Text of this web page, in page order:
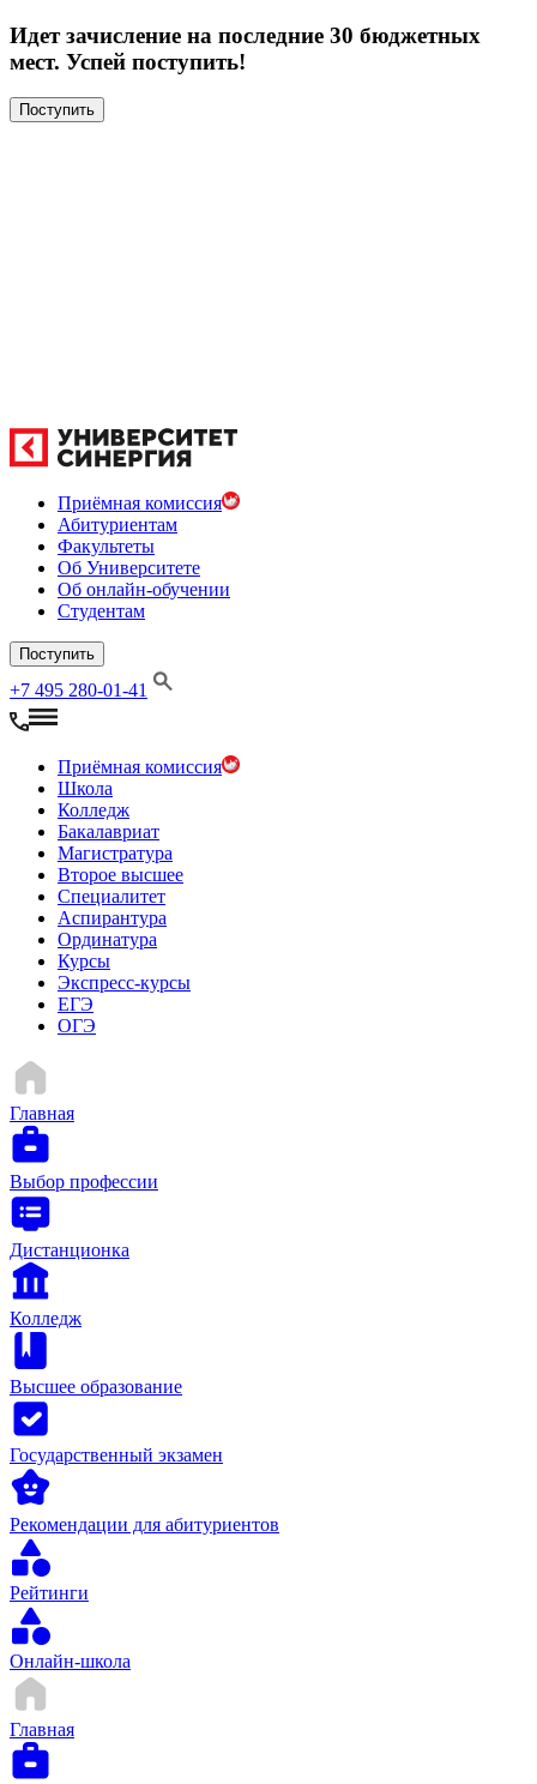
Идет зачисление на последние 30 бюджетных
мест. Успей поступить!
Поступить
Приёмная комиссия
Абитуриентам
Факультеты
Об Университете
Об онлайн-обучении
Студентам
Поступить
+7 495 280-01-41
Приёмная комиссия
Школа
Колледж
Бакалавриат
Магистратура
Второе высшее
Специалитет
Аспирантура
Ординатура
Курсы
Экспресс-курсы
ЕГЭ
ОГЭ
Главная
Выбор профессии
Дистанционка
Колледж
Высшее образование
Государственный экзамен
Рекомендации для абитуриентов
Рейтинги
Онлайн-школа
Главная